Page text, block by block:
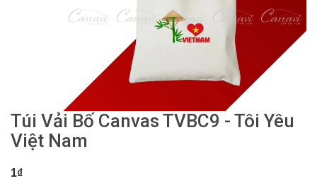
Túi Vải Bố Canvas TVBC9 - Tôi Yêu
Việt Nam
1₫